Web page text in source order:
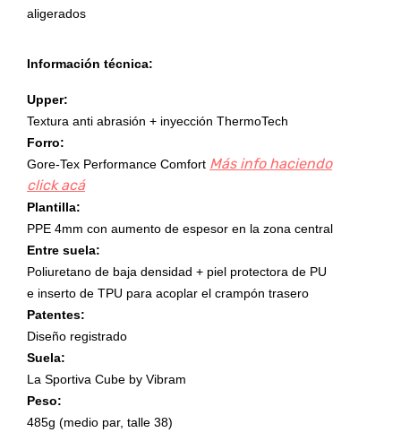
aligerados
Información técnica:
Upper:
Textura anti abrasión + inyección ThermoTech
Forro:
Gore-Tex Performance Comfort Más info haciendo
click acá
Plantilla:
PPE 4mm con aumento de espesor en la zona central
Entre suela:
Poliuretano de baja densidad + piel protectora de PU
e inserto de TPU para acoplar el crampón trasero
Patentes:
Diseño registrado
Suela:
La Sportiva Cube by Vibram
Peso:
485g (medio par, talle 38)